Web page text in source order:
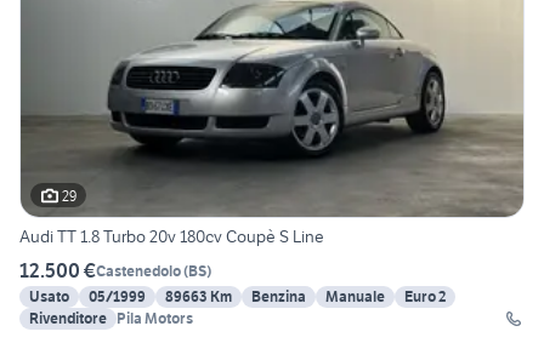
29
Audi TT 1.8 Turbo 20v 180cv Coupè S Line
12.500 €Castenedolo(BS)
Usato
05/1999 89663 Km Benzina Manuale
Euro 2
Rivenditore Pila Motors